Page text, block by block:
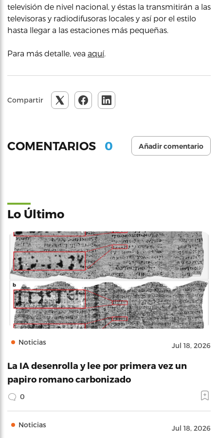
televisión de nivel nacional, y éstas la transmitirán a las
televisoras y radiodifusoras locales y así por el estilo
hasta llegar a las estaciones más pequeñas.
Para más detalle, vea aquí.
Compartir
COMENTARIOS 0 Añadir comentario
Lo Último
Noticias Jul 18, 2026
La IA desenrolla y lee por primera vez un
papiro romano carbonizado
0
Noticias Jul 18, 2026